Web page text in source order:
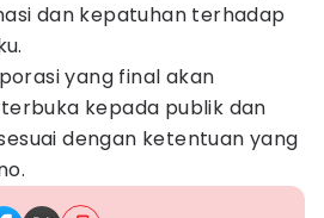
dan kepatuhan terhadap
yang final akan
kepada publik dan
dengan ketentuan yang